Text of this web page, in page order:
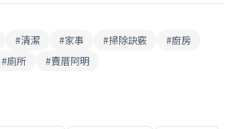
#清潔 #家事 #掃除訣竅 #廚房
#廁所 #賣厝阿明